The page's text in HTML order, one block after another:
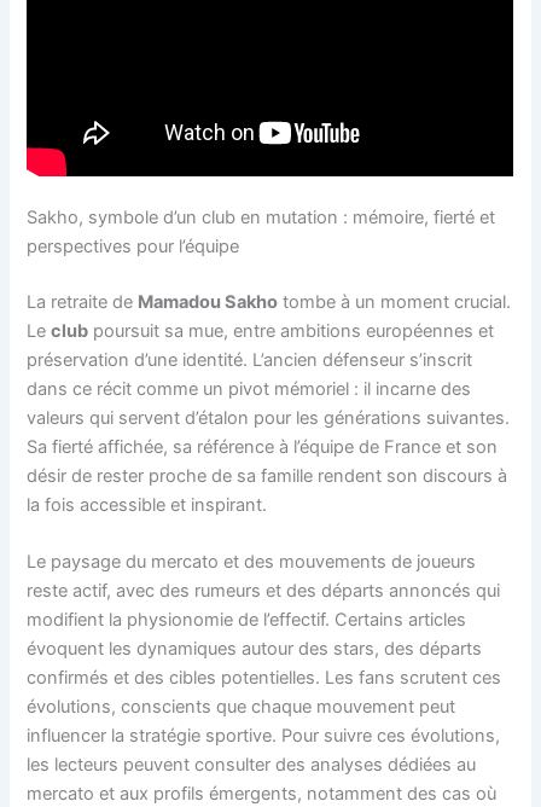
Sakho, symbole d’un club en mutation : mémoire, fierté et
perspectives pour l’équipe
La retraite de Mamadou Sakho tombe à un moment crucial.
Leclub poursuit sa mue, entre ambitions européennes et
préservation d’une identité. L’ancien défenseur s’inscrit
dans ce récit comme un pivot mémoriel : il incarne des
valeurs qui servent d’étalon pour les générations suivantes.
Sa fierté affichée, sa référence à l’équipe de France et son
désir de rester proche de sa famille rendent son discours à
la fois accessible et inspirant.
Le paysage du mercato et des mouvements de joueurs
reste actif, avec des rumeurs et des départs annoncés qui
modifient la physionomie de l’effectif. Certains articles
évoquent les dynamiques autour des stars, des départs
confirmés et des cibles potentielles. Les fans scrutent ces
évolutions, conscients que chaque mouvement peut
influencer la stratégie sportive. Pour suivre ces évolutions,
les lecteurs peuvent consulter des analyses dédiées au
mercato et aux profils émergents, notamment des cas où